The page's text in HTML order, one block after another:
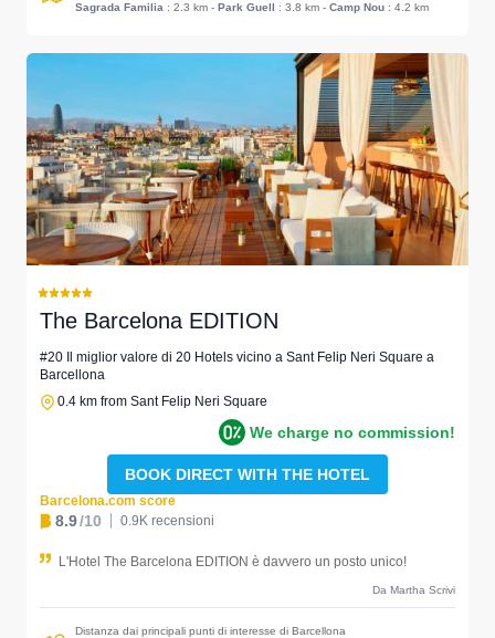
Sagrada Familia : 2.3 km - Park Guell : 3.8 km - Camp Nou : 4.2 km
The Barcelona EDITION
#20 Il miglior valore di 20 Hotels vicino a Sant Felip Neri Square a
Barcellona
0.4 km from Sant Felip Neri Square
We charge no commission!
BOOK DIRECT WITH THE HOTEL
Barcelona.com score
8.9/10 0.9K recensioni
L'Hotel The Barcelona EDITION è davvero un posto unico!
Da Martha Scrivi
Distanza dai principali punti di interesse di Barcellona